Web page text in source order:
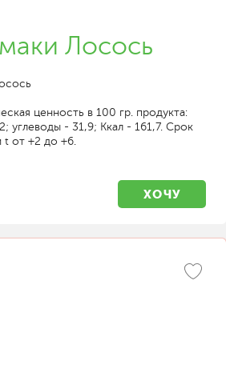
Лосось
ценность в 100 гр. продукта:
углеводы - 31,9; Ккал - 161,7. Срок
t от +2 до +6.
ХОЧУ